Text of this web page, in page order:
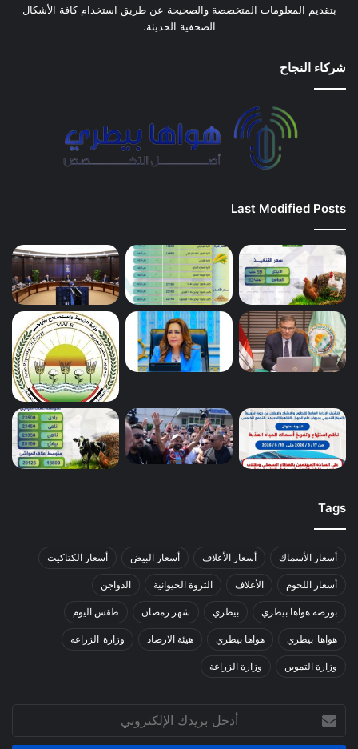
بتقديم المعلومات المتخصصة والصحيحة عن طريق استخدام كافة الأشكال
الصحفية الحديثة.
شركاء النجاح
Last Modified Posts
Tags
أسعار الأسماك أسعار الأعلاف أسعار البيض أسعار الكتاكيت
أسعار اللحوم الأعلاف الثروة الحيوانية الدواجن
بورصة هواها بيطري بيطري شهر رمضان طقس اليوم
هواها_بيطري هواها بيطري هيئة الارصاد وزارة_الزراعه
وزارة التموين وزارة الزراعة
بريدك
الإلكتروني